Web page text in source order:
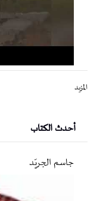
المزيد
أحدث الكتاب
جاسم الجريّد